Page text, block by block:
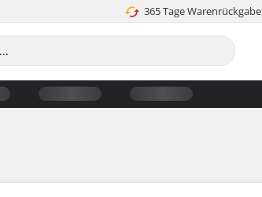
365 Tage Warenrückgabe